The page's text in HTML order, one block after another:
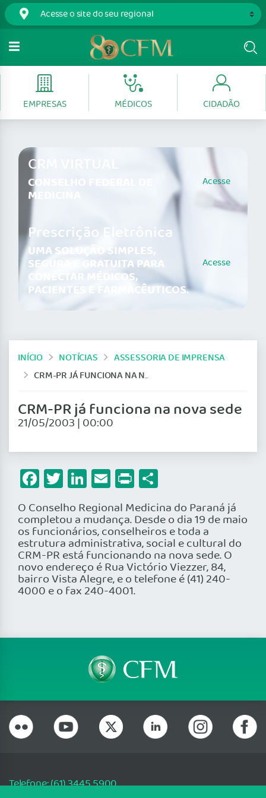
EMPRESAS MÉDICOS CIDADÃO
CRM VIRTUAL
CONSELHO FEDERAL DE
MEDICINA
Acesse
Prescrição Eletrônica
UMA SOLUÇÃO SIMPLES,
SEGURA E GRATUITA PARA
CONECTAR MÉDICOS,
PACIENTES E FARMACÊUTICOS.
Acesse
INÍCIO NOTÍCIAS
ASSESSORIA DE IMPRENSA
CRM-PR JÁ FUNCIONA NA NOVA SEDE
CRM-PR já funciona na nova sede
21/05/2003 | 00:00
Facebook
Twitter
LinkedIn
Email
Print
O Conselho Regional Medicina do Paraná já
completou a mudança. Desde o dia 19 de maio
os funcionários, conselheiros e toda a
estrutura administrativa, social e cultural do
CRM-PR está funcionando na nova sede. O
novo endereço é Rua Victório Viezzer, 84,
bairro Vista Alegre, e o telefone é (41) 240-
4000 e o fax 240-4001.
Telefone: (61) 3445 5900